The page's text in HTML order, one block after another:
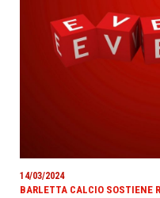
14/03/2024
BARLETTA CALCIO SOSTIENE